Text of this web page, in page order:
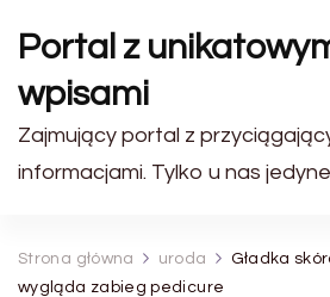
Portal z
wpisami
Zajmujący portal z
informacjami. Tylko u nas
Strona główna uroda
Gładka
wygląda zabieg pedicure